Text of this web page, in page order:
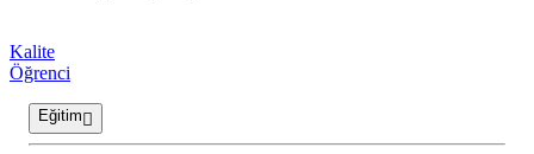
Kalite
Öğrenci
Eğitim